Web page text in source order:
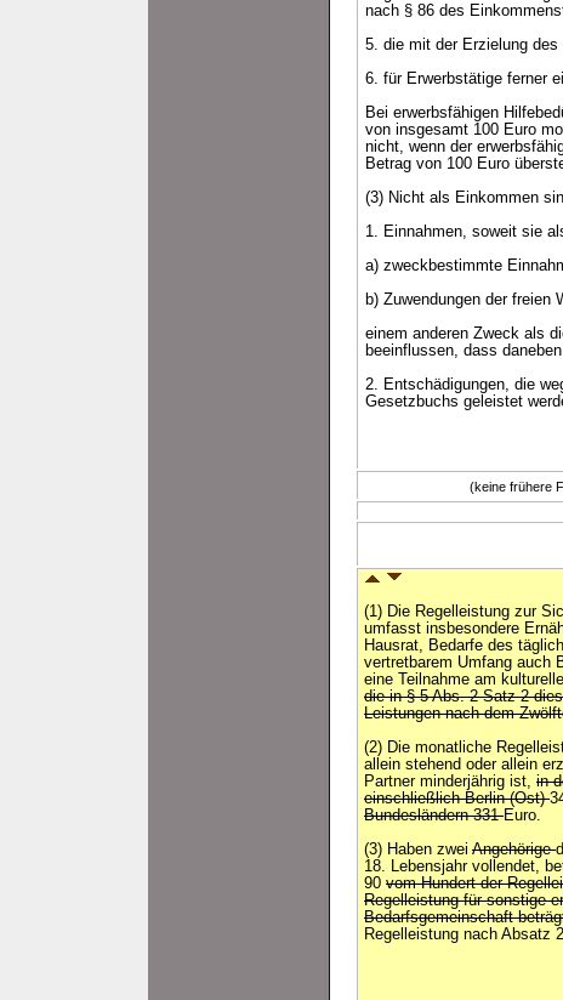
nach § 86 des
5. die mit der Erzielung des
6. für Erwerbstätige ferner
Bei erwerbsfähigen
von insgesamt 100 Euro
nicht, wenn der
Betrag von 100 Euro
(3) Nicht als Einkommen
1. Einnahmen, soweit sie
a) zweckbestimmte
b) Zuwendungen der freien
einem anderen Zweck als
beeinflussen, dass
2. Entschädigungen, die
Gesetzbuchs geleistet
(keine frühere
(1) Die Regelleistung zur
umfasst insbesondere
Hausrat, Bedarfe des
vertretbarem Umfang auch
eine Teilnahme am
die in § 5 Abs. 2 Satz 2
Leistungen nach dem
(2) Die monatliche
allein stehend oder allein
Partner minderjährig ist, in
einschließlich Berlin (Ost)
Bundesländern 331Euro.
(3) Haben zwei Angehörige
18. Lebensjahr vollendet,
90 vom Hundert der
Regelleistung für sonstige
Bedarfsgemeinschaft
Regelleistung nach Absatz